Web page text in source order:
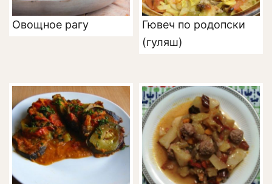
Овощное рагу
Гювеч по родопски
(гуляш)